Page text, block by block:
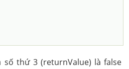
số thứ 3 (returnValue) là false